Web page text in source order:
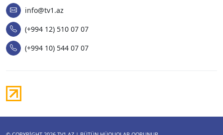
info@tv1.az
(+994 12) 510 07 07
(+994 10) 544 07 07